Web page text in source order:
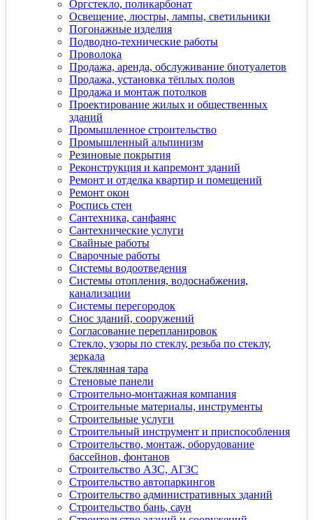
Оргстекло, поликарбонат
Освещение, люстры, лампы, светильники
Погонажные изделия
Подводно-технические работы
Проволока
Продажа, аренда, обслуживание биотуалетов
Продажа, установка тёплых полов
Продажа и монтаж потолков
Проектирование жилых и общественных
зданий
Промышленное строительство
Промышленный альпинизм
Резиновые покрытия
Реконструкция и капремонт зданий
Ремонт и отделка квартир и помещений
Ремонт окон
Роспись стен
Сантехника, санфаянс
Сантехнические услуги
Свайные работы
Сварочные работы
Системы водоотведения
Системы отопления, водоснабжения,
канализации
Системы перегородок
Снос зданий, сооружений
Согласование перепланировок
Стекло, узоры по стеклу, резьба по стеклу,
зеркала
Стеклянная тара
Стеновые панели
Строительно-монтажная компания
Строительные материалы, инструменты
Строительные услуги
Строительный инструмент и приспособления
Строительство, монтаж, оборудование
бассейнов, фонтанов
Строительство АЗС, АГЗС
Строительство автопаркингов
Строительство административных зданий
Строительство бань, саун